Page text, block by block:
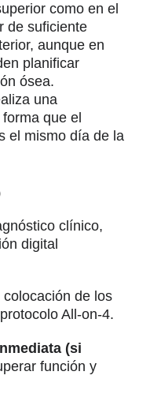
como en el
de suficiente
aunque en
planificar
ósea.
una
que el
el mismo día de la
clínico,
digital
colocación de los
All-on-4.
(si
función y